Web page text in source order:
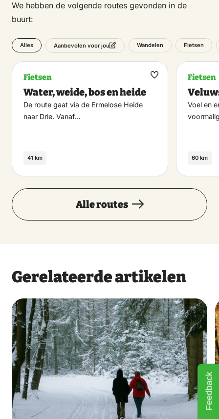
We hebben de volgende routes gevonden in de
buurt:
Alles Aanbevolen voor jou Wandelen Fietsen
Fietsen
Water, weide, bos en heide
De route gaat via de Ermelose Heide
naar Drie. Vanaf…
41 km
Maak
Fietsen
Voel en
60 km
Alle routes
Gerelateerde artikelen
Feedback